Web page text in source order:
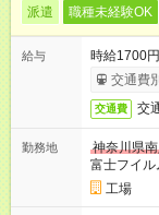
派遣 職種未経験OK
給与
時給1700
交通費
交通費 交
勤務地
神奈川県
富士フイ
工場